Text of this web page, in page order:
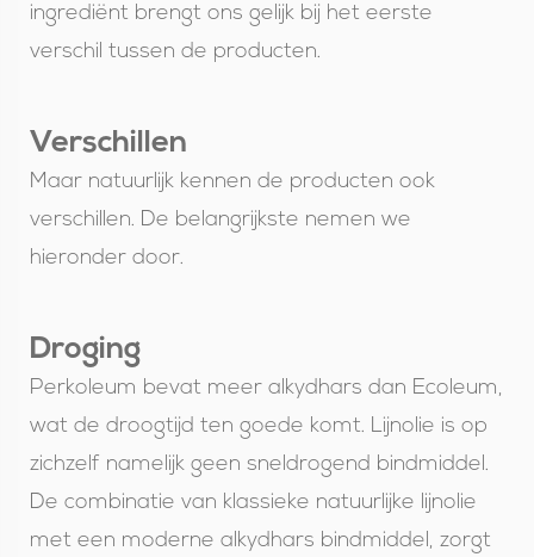
ingrediënt brengt ons gelijk bij het eerste
verschil tussen de producten.
Verschillen
Maar natuurlijk kennen de producten ook
verschillen. De belangrijkste nemen we
hieronder door.
Droging
Perkoleum bevat meer alkydhars dan Ecoleum,
wat de droogtijd ten goede komt. Lijnolie is op
zichzelf namelijk geen sneldrogend bindmiddel.
De combinatie van klassieke natuurlijke lijnolie
met een moderne alkydhars bindmiddel, zorgt